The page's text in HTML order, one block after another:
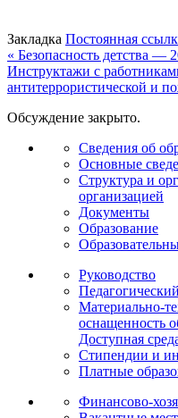
Закладка Постоянная
« Безопасность детства —
Инструктажи с
антитеррористической и
Обсуждение закрыто.
Сведения об
Основные
Структура и
организацией
Документы
Образование
Руководство
Материально-
оснащенность
Доступная
Стипендии и
Платные
Финансово-